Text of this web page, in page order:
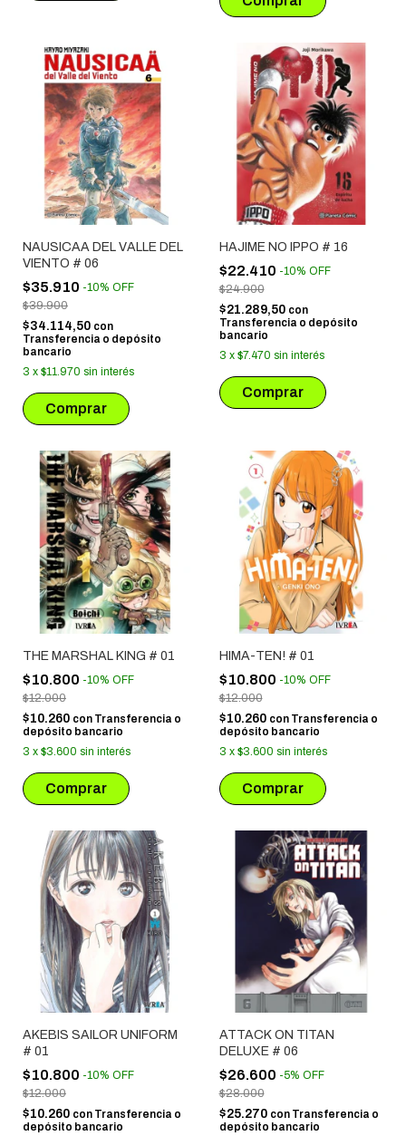
NAUSICAA DEL VALLE DEL
VIENTO # 06
$35.910 -10% OFF
$39.900
$34.114,50 con
Transferencia o depósito
bancario
3 x $11.970 sin interés
HAJIME NO IPPO # 16
$22.410 -10% OFF
$24.900
$21.289,50 con
Transferencia o depósito
bancario
3 x $7.470 sin interés
THE MARSHAL KING # 01
$10.800 -10% OFF
$12.000
$10.260 con Transferencia o
depósito bancario
3 x $3.600 sin interés
HIMA-TEN! # 01
$10.800 -10% OFF
$12.000
$10.260 con Transferencia o
depósito bancario
3 x $3.600 sin interés
AKEBIS SAILOR UNIFORM
# 01
$10.800 -10% OFF
$12.000
$10.260 con Transferencia o
depósito bancario
ATTACK ON TITAN
DELUXE # 06
$26.600 -5% OFF
$28.000
$25.270 con Transferencia o
depósito bancario